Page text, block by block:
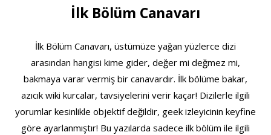
İlk Bölüm Canavarı
İlk Bölüm Canavarı, üstümüze yağan yüzlerce dizi
arasından hangisi kime gider, değer mi değmez mi,
bakmaya varar vermiş bir canavardır. İlk bölüme bakar,
azıcık wiki kurcalar, tavsiyelerini verir kaçar! Dizilerle ilgili
yorumlar kesinlikle objektif değildir, geek izleyicinin keyfine
göre ayarlanmıştır! Bu yazılarda sadece ilk bölüm ile ilgili